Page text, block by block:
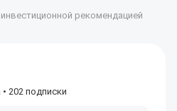
рекомендацией
• 202 подписки